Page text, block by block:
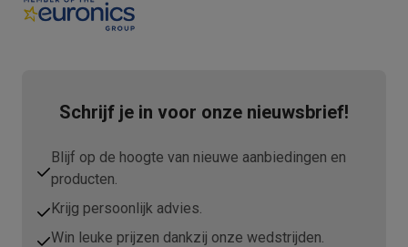
Schrijf je in voor onze nieuwsbrief!
Blijf op de hoogte van nieuwe aanbiedingen en
producten.
Krijg persoonlijk advies.
Win leuke prijzen dankzij onze wedstrijden.